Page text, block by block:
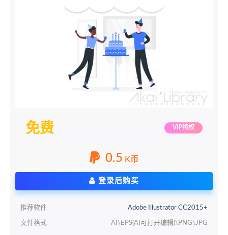
免费 VIP特权
0.5 K币
登录后购买
推荐软件 Adobe Illustrator CC2015+
文件格式 AI\EPS(AI可打开编辑)\PNG\JPG